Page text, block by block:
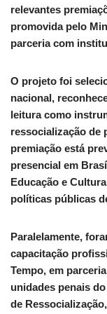
relevantes
promovida pelo
parceria com
O projeto foi
nacional,
leitura como
ressocialização de
premiação está
presencial em
Educação e
políticas públicas
Paralelamente,
capacitação
Tempo, em
unidades penais
de